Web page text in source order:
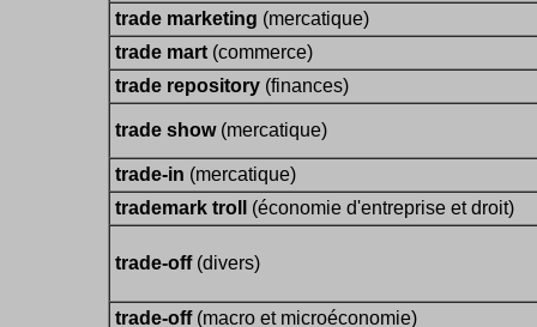
trade marketing (mercatique)
trade mart (commerce)
trade repository (finances)
trade show(mercatique)
trade-in (mercatique)
trademark troll
(économie d'entreprise et droit)
trade-off(divers)
trade-off(macro et microéconomie)